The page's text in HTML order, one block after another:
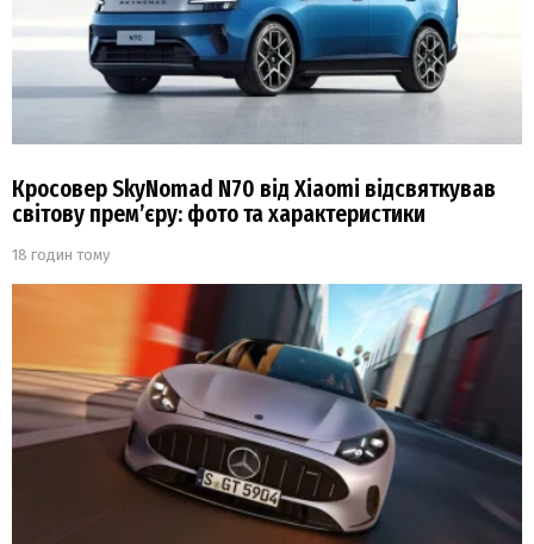
Кросовер SkyNomad N70 від Xiaomi відсвяткував
світову прем’єру: фото та характеристики
18 годин тому